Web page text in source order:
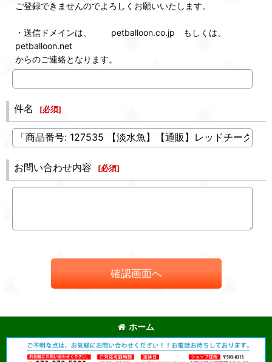
ご登録できませんのでよろしくお願いいたします。
・送信ドメインは、 petballoon.co.jp もしくは、
petballoon.net
からのご連絡となります。
件名 [必須]
お問い合わせ内容 [必須]
確認画面へ
ホーム